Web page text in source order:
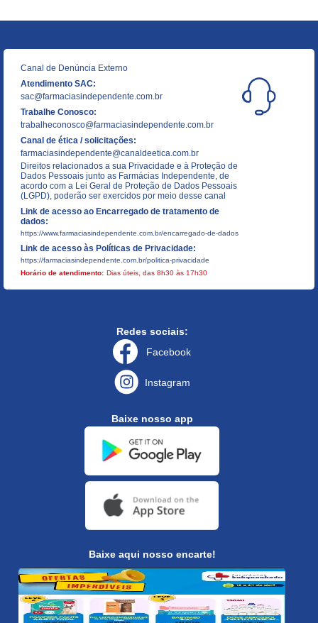
Canal de Denúncia Externo
Atendimento SAC:
sac@farmaciasindependente.com.br
Trabalhe Conosco:
trabalheconosco@farmaciasindependente.com.br
Canal de ética / solicitações:
farmaciasindependente@canaldeetica.com.br
Direitos relacionados a sua Privacidade e à Proteção de
Dados Pessoais junto as Farmácias Independente, de
acordo com a Lei Geral de Proteção de Dados Pessoais
(LGPD), poderão ser exercidos por meio desse canal
Link de acesso ao Encarregado de tratamento de
dados:
https://www.farmaciasindependente.com.br/encarregado-de-dados
Link de acesso às Políticas de Privacidade:
https://farmaciasindependente.com.br/politica-privacidade
Horário de atendimento: Dias úteis, das 8h30 às 17h30
Redes sociais:
Facebook
Instagram
Baixe nosso app
Baixe aqui nosso encarte!